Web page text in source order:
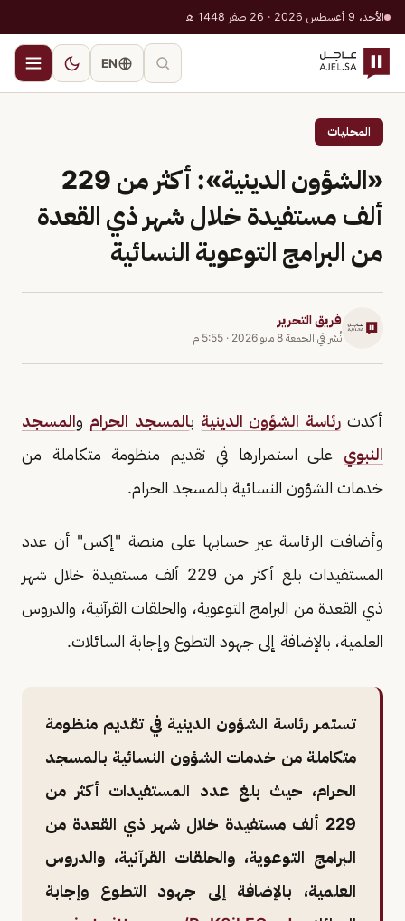
الأحد، 9 أغسطس 2026 · 26 صفر 1448 هـ
EN
المحليات
«الشؤون الدينية»: أكثر من 229
ألف مستفيدة خلال شهر ذي القعدة
من البرامج التوعوية النسائية
فريق التحرير
نُشر في الجمعة 8 مايو 2026 · 5:55 م
أكدترئاسة الشؤون الدينية بالمسجد الحرام والمسجد
النبوي على استمرارها في تقديم منظومة متكاملة من
خدمات الشؤون النسائية بالمسجد الحرام.
وأضافت الرئاسة عبر حسابها على منصة "إكس" أن عدد
المستفيدات بلغ أكثر من 229 ألف مستفيدة خلال شهر
ذي القعدة من البرامج التوعوية، والحلقات القرآنية، والدروس
العلمية، بالإضافة إلى جهود التطوع وإجابة السائلات.
تستمر رئاسة الشؤون الدينية في تقديم منظومة
متكاملة من خدمات الشؤون النسائية بالمسجد
الحرام، حيث بلغ عدد المستفيدات أكثر من
229 ألف مستفيدة خلال شهر ذي القعدة من
البرامج التوعوية، والحلقات القرآنية، والدروس
العلمية، بالإضافة إلى جهود التطوع وإجابة